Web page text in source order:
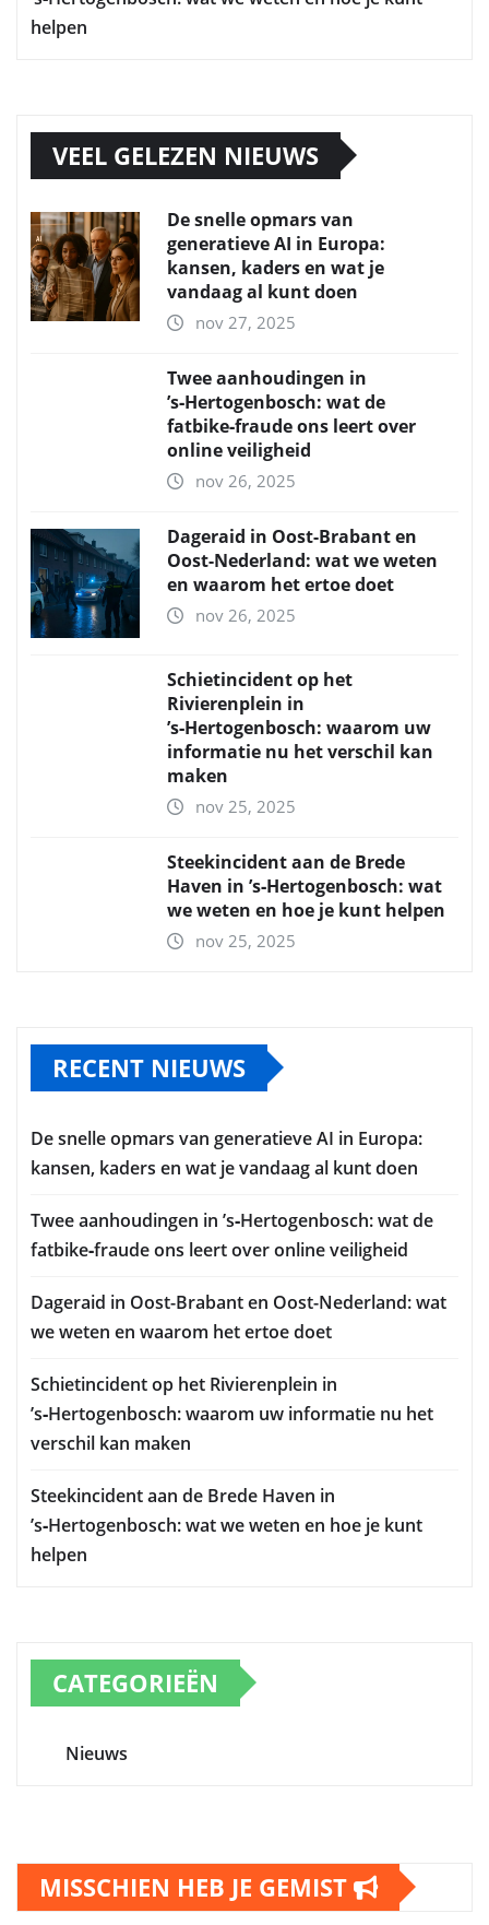
helpen
VEEL GELEZEN NIEUWS
De snelle opmars van
generatieve AI in Europa:
kansen, kaders en wat je
vandaag al kunt doen
nov 27, 2025
Twee aanhoudingen in
’s‑Hertogenbosch: wat de
fatbike‑fraude ons leert over
online veiligheid
nov 26, 2025
Dageraid in Oost-Brabant en
Oost-Nederland: wat we weten
en waarom het ertoe doet
nov 26, 2025
Schietincident op het
Rivierenplein in
’s‑Hertogenbosch: waarom uw
informatie nu het verschil kan
maken
nov 25, 2025
Steekincident aan de Brede
Haven in ’s‑Hertogenbosch: wat
we weten en hoe je kunt helpen
nov 25, 2025
RECENT NIEUWS
De snelle opmars van generatieve AI in Europa:
kansen, kaders en wat je vandaag al kunt doen
Twee aanhoudingen in ’s‑Hertogenbosch: wat de
fatbike‑fraude ons leert over online veiligheid
Dageraid in Oost-Brabant en Oost-Nederland: wat
we weten en waarom het ertoe doet
Schietincident op het Rivierenplein in
’s‑Hertogenbosch: waarom uw informatie nu het
verschil kan maken
Steekincident aan de Brede Haven in
’s‑Hertogenbosch: wat we weten en hoe je kunt
helpen
CATEGORIEËN
Nieuws
MISSCHIEN HEB JE GEMIST